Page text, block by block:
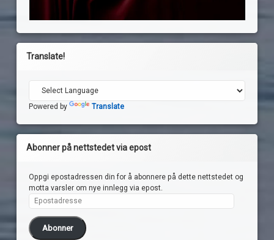
Translate!
Powered by Translate
Abonner på nettstedet via epost
Oppgi epostadressen din for å abonnere på dette nettstedet og
motta varsler om nye innlegg via epost.
Epostadresse
Abonner